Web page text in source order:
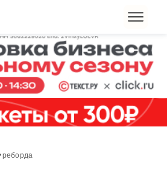
реборда